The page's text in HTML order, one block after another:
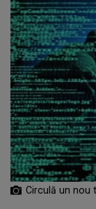
Circulă un nou